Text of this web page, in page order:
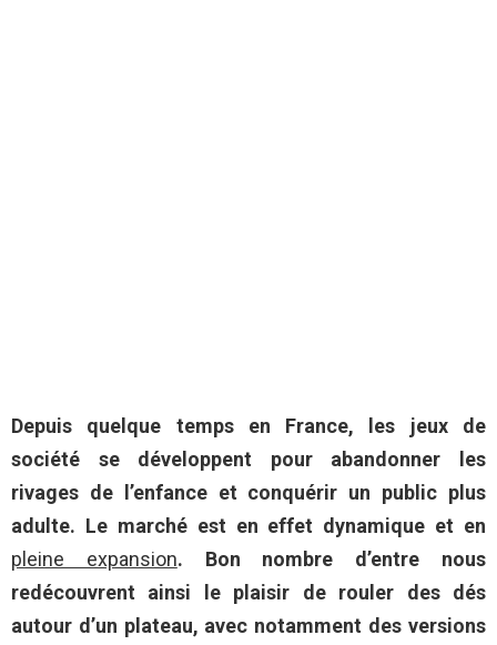
Depuis quelque temps en France, les jeux de
société se développent pour abandonner les
rivages de l’enfance et conquérir un public plus
adulte. Le marché est en effet dynamique et en
pleine expansion. Bon nombre d’entre nous
redécouvrent ainsi le plaisir de rouler des dés
autour d’un plateau, avec notamment des versions